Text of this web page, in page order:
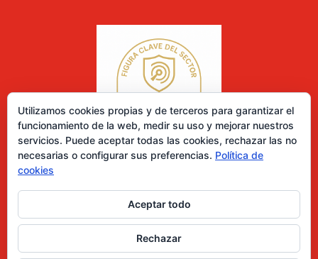
0 elementos
Desarrollado por Diseñador web para empresas
Utilizamos cookies propias y de terceros para garantizar el
funcionamiento de la web, medir su uso y mejorar nuestros
servicios. Puede aceptar todas las cookies, rechazar las no
necesarias o configurar sus preferencias. Política de
cookies
Aceptar todo
Rechazar